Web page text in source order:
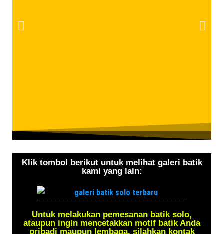
Klik tombol berikut untuk melihat galeri batik
kami yang lain:
Untuk melakukan pemesanan batik solo,
ataupun ingin mencetakkan motif batik Anda
pribadi maupun lembaga, silahkan kontak